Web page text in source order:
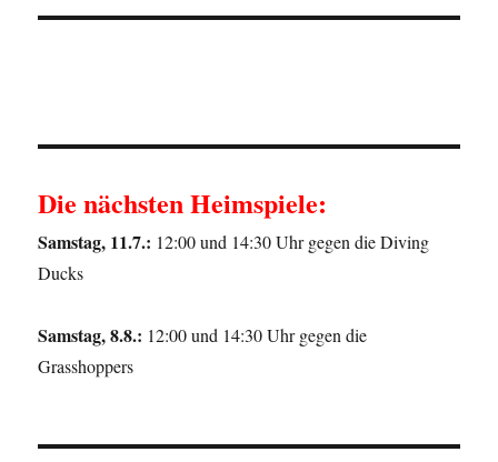
Die nächsten Heimspiele:
Samstag, 11.7.: 12:00 und 14:30 Uhr gegen die Diving
Ducks
Samstag, 8.8.: 12:00 und 14:30 Uhr gegen die
Grasshoppers